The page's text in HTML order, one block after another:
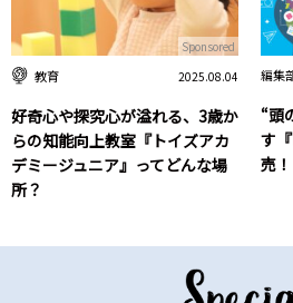
教育 2025.08.04
好奇心や探究心が溢れる、3歳か
らの知能向上教室『トイズアカ
デミージュニア』ってどんな場
所？
Sponsored
編集
“頭
す
売！